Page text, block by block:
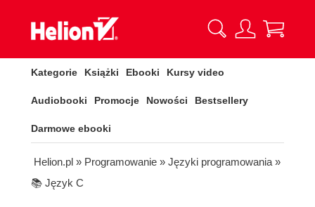
Kategorie Książki Ebooki Kursy video
Audiobooki Promocje Nowości Bestsellery
Darmowe ebooki
Helion.pl » Programowanie » Języki programowania »
📚 Język C